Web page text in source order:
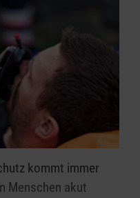
kommt immer
Menschen akut